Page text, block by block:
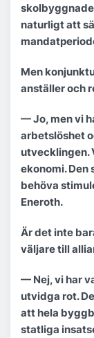
naturligt att
Men
anställer och
— Jo, men vi
arbetslöshet
utvecklingen.
ekonomi.
behöva
Eneroth.
Är det inte
väljare till
— Nej, vi har
utvidga rot.
att hela
statliga